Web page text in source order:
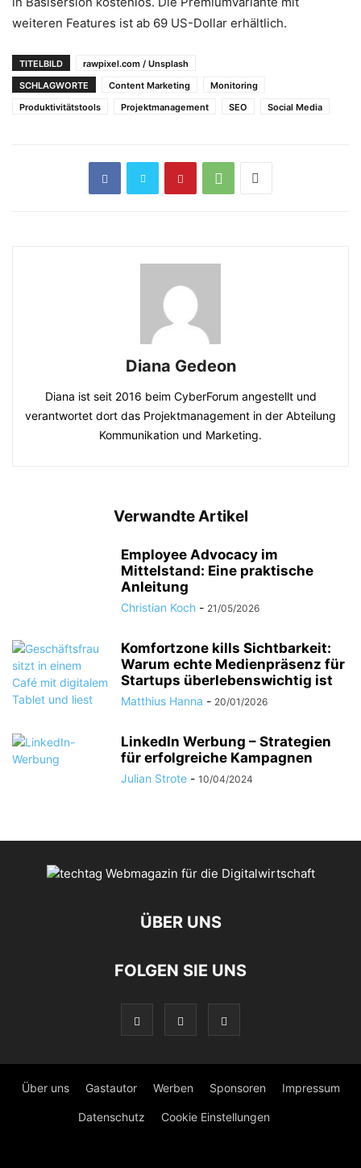
weiteren Features ist ab 69 US-Dollar erhältlich.
TITELBILD
rawpixel.com / Unsplash
SCHLAGWORTE
Content Marketing
Monitoring
Produktivitätstools
Projektmanagement SEO Social Media
Diana Gedeon
Diana ist seit 2016 beim CyberForum angestellt und
verantwortet dort das Projektmanagement in der Abteilung
Kommunikation und Marketing.
Verwandte Artikel
Employee Advocacy im
Mittelstand: Eine praktische
Anleitung
Christian Koch - 21/05/2026
Komfortzone kills Sichtbarkeit:
Warum echte Medienpräsenz für
Startups überlebenswichtig ist
Matthius Hanna - 20/01/2026
LinkedIn Werbung – Strategien
für erfolgreiche Kampagnen
Julian Strote - 10/04/2024
ÜBER UNS
FOLGEN SIE UNS
Über uns Gastautor Werben Sponsoren Impressum
Datenschutz Cookie Einstellungen